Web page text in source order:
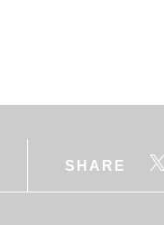
SHARE